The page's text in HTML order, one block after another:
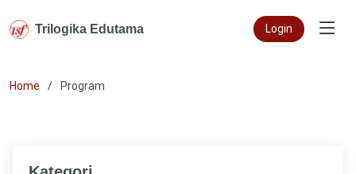
Trilogika Edutama Login
Home Program